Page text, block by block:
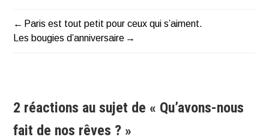
Navigation
Paris est tout petit pour ceux qui s’aiment.
Les bougies d’anniversaire
2 réactions au sujet de « Qu’avons-nous
fait de nos rêves ? »